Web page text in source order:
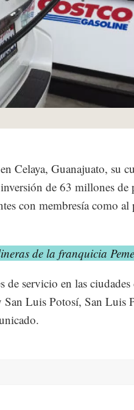
Celaya, Guanajuato, su
de 63 millones de
con membresía como
de la franquicia
de servicio en las ciudades
Luis Potosí, San Luis